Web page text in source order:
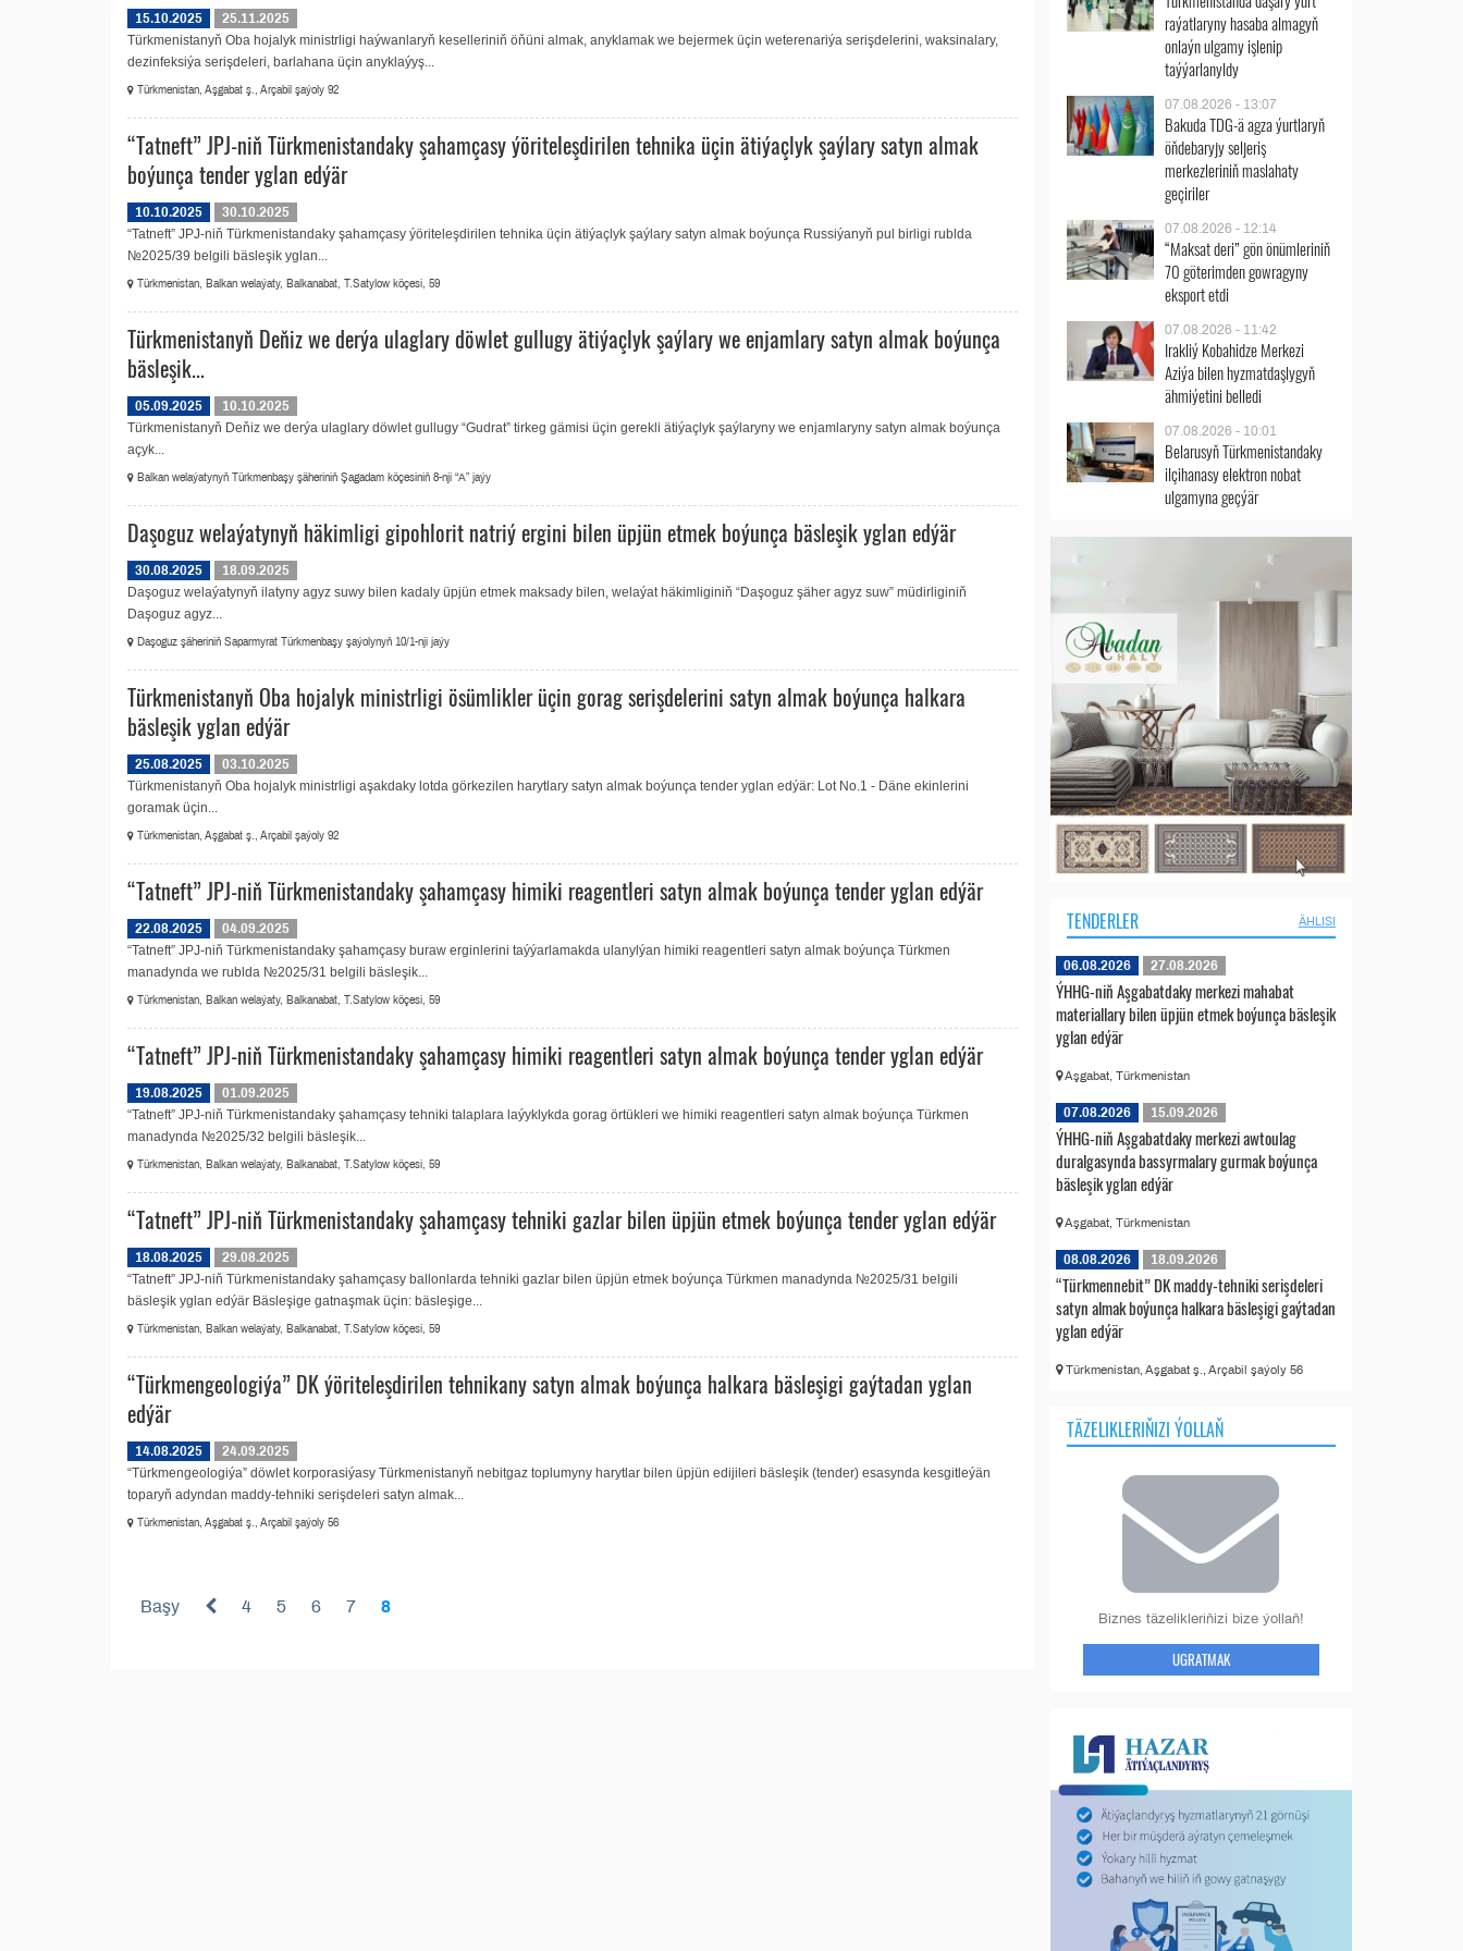
15.10.2025
25.11.2025
Türkmenistanyň Oba hojalyk ministrligi haýwanlaryň keselleriniň öňüni almak, anyklamak we bejermek üçin weterenariýa serişdelerini, waksinalary,
dezinfeksiýa serişdeleri, barlahana üçin anyklaýyş...
Türkmenistan, Aşgabat ş., Arçabil şaýoly 92
“Tatneft” JPJ-niň Türkmenistandaky şahamçasy ýöriteleşdirilen tehnika üçin ätiýaçlyk şaýlary satyn almak
boýunça tender yglan edýär
10.10.2025
30.10.2025
“Tatneft” JPJ-niň Türkmenistandaky şahamçasy ýöriteleşdirilen tehnika üçin ätiýaçlyk şaýlary satyn almak boýunça Russiýanyň pul birligi rublda
№2025/39 belgili bäsleşik yglan...
Türkmenistan, Balkan welaýaty, Balkanabat, T.Satylow köçesi, 59
Türkmenistanyň Deňiz we derýa ulaglary döwlet gullugy ätiýaçlyk şaýlary we enjamlary satyn almak boýunça
bäsleşik...
05.09.2025
10.10.2025
Türkmenistanyň Deňiz we derýa ulaglary döwlet gullugy “Gudrat” tirkeg gämisi üçin gerekli ätiýaçlyk şaýlaryny we enjamlaryny satyn almak boýunça
açyk...
Balkan welaýatynyň Türkmenbaşy şäheriniň Şagadam köçesiniň 8-nji “А” jaýy
Daşoguz welaýatynyň häkimligi gipohlorit natriý ergini bilen üpjün etmek boýunça bäsleşik yglan edýär
30.08.2025
18.09.2025
Daşoguz welaýatynyň ilatyny agyz suwy bilen kadaly üpjün etmek maksady bilen, welaýat häkimliginiň “Daşoguz şäher agyz suw” müdirliginiň
Daşoguz agyz...
Daşoguz şäheriniň Saparmyrat Türkmenbaşy şaýolynyň 10/1-nji jaýy
Türkmenistanyň Oba hojalyk ministrligi ösümlikler üçin gorag serişdelerini satyn almak boýunça halkara
bäsleşik yglan edýär
25.08.2025
03.10.2025
Türkmenistanyň Oba hojalyk ministrligi aşakdaky lotda görkezilen harytlary satyn almak boýunça tender yglan edýär: Lot No.1 - Däne ekinlerini
goramak üçin...
Türkmenistan, Aşgabat ş., Arçabil şaýoly 92
“Tatneft” JPJ-niň Türkmenistandaky şahamçasy himiki reagentleri satyn almak boýunça tender yglan edýär
22.08.2025
04.09.2025
“Tatneft” JPJ-niň Türkmenistandaky şahamçasy buraw erginlerini taýýarlamakda ulanylýan himiki reagentleri satyn almak boýunça Türkmen
manadynda we rublda №2025/31 belgili bäsleşik...
Türkmenistan, Balkan welaýaty, Balkanabat, T.Satylow köçesi, 59
“Tatneft” JPJ-niň Türkmenistandaky şahamçasy himiki reagentleri satyn almak boýunça tender yglan edýär
19.08.2025
01.09.2025
“Tatneft” JPJ-niň Türkmenistandaky şahamçasy tehniki talaplara laýyklykda gorag örtükleri we himiki reagentleri satyn almak boýunça Türkmen
manadynda №2025/32 belgili bäsleşik...
Türkmenistan, Balkan welaýaty, Balkanabat, T.Satylow köçesi, 59
“Tatneft” JPJ-niň Türkmenistandaky şahamçasy tehniki gazlar bilen üpjün etmek boýunça tender yglan edýär
18.08.2025
29.08.2025
“Tatneft” JPJ-niň Türkmenistandaky şahamçasy ballonlarda tehniki gazlar bilen üpjün etmek boýunça Türkmen manadynda №2025/31 belgili
bäsleşik yglan edýär Bäsleşige gatnaşmak üçin: bäsleşige...
Türkmenistan, Balkan welaýaty, Balkanabat, T.Satylow köçesi, 59
“Türkmengeologiýa” DK ýöriteleşdirilen tehnikany satyn almak boýunça halkara bäsleşigi gaýtadan yglan
edýär
14.08.2025
24.09.2025
“Türkmengeologiýa” döwlet korporasiýasy Türkmenistanyň nebitgaz toplumyny harytlar bilen üpjün edijileri bäsleşik (tender) esasynda kesgitleýän
toparyň adyndan maddy-tehniki serişdeleri satyn almak...
Türkmenistan, Aşgabat ş., Arçabil şaýoly 56
Başy 4 5 6 7 8
raýatlaryny hasaba almagyň
onlaýn ulgamy işlenip
taýýarlanyldy
07.08.2026 - 13:07
Bakuda TDG-ä agza ýurtlaryň
öňdebaryjy seljeriş
merkezleriniň maslahaty
geçiriler
07.08.2026 - 12:14
“Maksat deri” gön önümleriniň
70 göterimden gowragyny
eksport etdi
07.08.2026 - 11:42
Irakliý Kobahidze Merkezi
Aziýa bilen hyzmatdaşlygyň
ähmiýetini belledi
07.08.2026 - 10:01
Belarusyň Türkmenistandaky
ilçihanasy elektron nobat
ulgamyna geçýär
TENDERLER ÄHLISI
06.08.2026 27.08.2026
ÝHHG-niň Aşgabatdaky merkezi mahabat
materiallary bilen üpjün etmek boýunça bäsleşik
yglan edýär
Aşgabat, Türkmenistan
07.08.2026 15.09.2026
ÝHHG-niň Aşgabatdaky merkezi awtoulag
duralgasynda bassyrmalary gurmak boýunça
bäsleşik yglan edýär
Aşgabat, Türkmenistan
08.08.2026 18.09.2026
“Türkmennebit” DK maddy-tehniki serişdeleri
satyn almak boýunça halkara bäsleşigi gaýtadan
yglan edýär
Türkmenistan, Aşgabat ş., Arçabil şaýoly 56
TÄZELIKLERIŇIZI ÝOLLAŇ
Biznes täzelikleriňizi bize ýollaň!
UGRATMAK